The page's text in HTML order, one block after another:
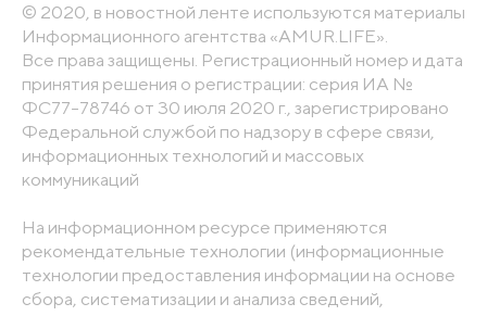
© 2020, в новостной ленте используются материалы
Информационного агентства «AMUR.LIFE».
Все права защищены. Регистрационный номер и дата
принятия решения о регистрации: серия ИА №
ФС77-78746 от 30 июля 2020 г., зарегистрировано
Федеральной службой по надзору в сфере связи,
информационных технологий и массовых
коммуникаций
На информационном ресурсе применяются
рекомендательные технологии (информационные
технологии предоставления информации на основе
сбора, систематизации и анализа сведений,